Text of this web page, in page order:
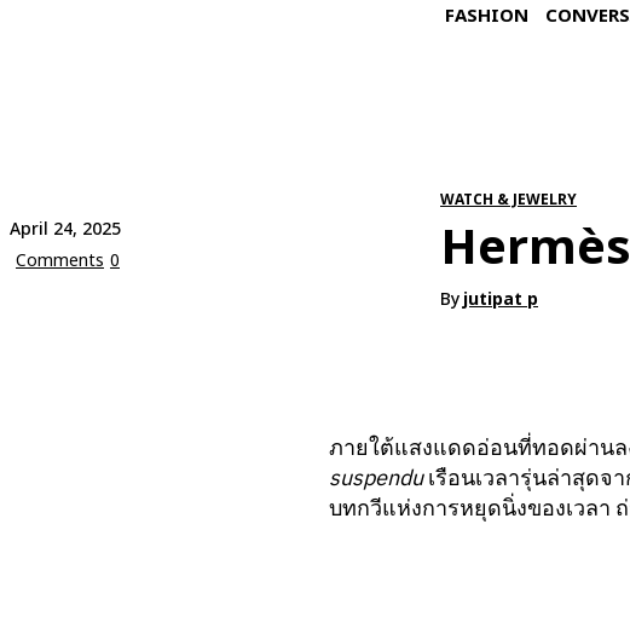
FASHION
April 24, 2025
Comments 0
WATCH & JEWELRY
Byjutipat p
ภายใต้แสงแดดอ่อนที่ทอดผ่านล
suspenduเรือนเวลารุ่นล่าสุดจ
บทกวีแห่งการหยุดนิ่งของเวลา